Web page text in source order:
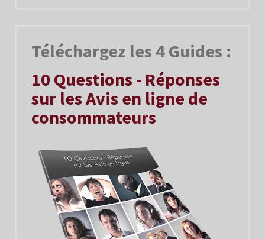
Téléchargez les 4 Guides :
10 Questions - Réponses
sur les Avis en ligne de
consommateurs